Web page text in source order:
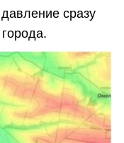
сразу
города.